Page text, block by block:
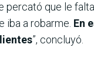
percató que le
iba a robarme. En
”, concluyó.